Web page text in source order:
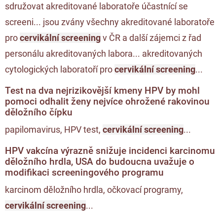
sdružovat akreditované laboratoře účastnící se
screeni... jsou zvány všechny akreditované laboratoře
procervikální screeningv ČR a další zájemci z řad
personálu akreditovaných labora... akreditovaných
cytologických laboratoří procervikální screening...
Test na dva nejrizikovější kmeny HPV by mohl
pomoci odhalit ženy nejvíce ohrožené rakovinou
děložního čípku
papilomavirus, HPV test, cervikální screening...
HPV vakcína výrazně snižuje incidenci karcinomu
děložního hrdla, USA do budoucna uvažuje o
modifikaci screeningového programu
karcinom děložního hrdla, očkovací programy,
cervikální screening...